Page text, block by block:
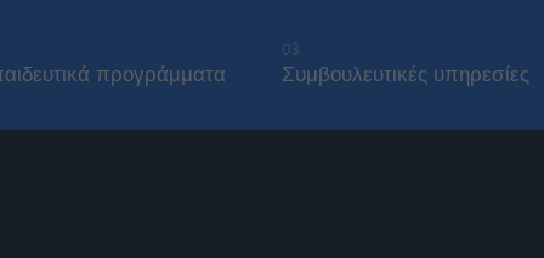
προγράμματα
03
Συμβουλευτικές υπηρεσίες